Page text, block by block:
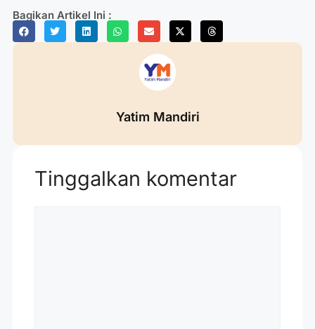
Bagikan Artikel Ini :
Yatim Mandiri
Tinggalkan komentar